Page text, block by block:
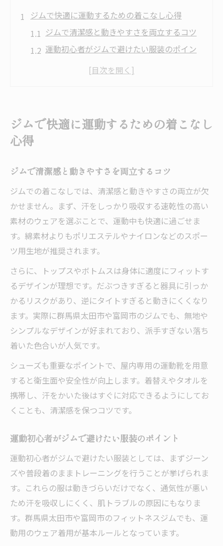
ジムで快適に運動するための着こなし心得
ジムで清潔感と動きやすさを両立するコツ
運動初心者がジムで避けたい服装のポイン
ジム通いが続く着こなし工夫と快適性の秘
動きやすいジム服で運動効率を高める実例
ジム体験で実感したおすすめの服装ポイン
ト
選んでよかったジムウェア体験談と失敗談
体験者が語る群馬県ジム服選びのリアル
初心者が安心できるジム通いの服装提案
ジム初心者でも安心できる服装の選び方
おすすめジムウェアで不安を解消する方法
初めてのジム通いに最適な着こなし術
安心して通えるジム服装マナーとポイント
ジム入門者向けの失敗しない服装提案
女性目線で考える群馬県のジム利用術
女性がジムで快適に運動する服選びの秘訣
群馬県ジムで女性に人気の着こなしポイン
ト
女性専用エリア活用とジム服装のポイント
安心感が高まる女性のためのジム服選び
服装マナーを守って楽しく通うためのポイント
ジムで守りたい服装マナーと注意点
ジムで快適に運動するための着こなし
心得
ジムで清潔感と動きやすさを両立するコツ
ジムでの着こなしでは、清潔感と動きやすさの両立が欠
かせません。まず、汗をしっかり吸収する速乾性の高い
素材のウェアを選ぶことで、運動中も快適に過ごせま
す。綿素材よりもポリエステルやナイロンなどのスポー
ツ用生地が推奨されます。
さらに、トップスやボトムスは身体に適度にフィットす
るデザインが理想です。だぶつきすぎると器具に引っか
かるリスクがあり、逆にタイトすぎると動きにくくなり
ます。実際に群馬県太田市や富岡市のジムでも、無地や
シンプルなデザインが好まれており、派手すぎない落ち
着いた色合いが人気です。
シューズも重要なポイントで、屋内専用の運動靴を用意
すると衛生面や安全性が向上します。着替えやタオルを
携帯し、汗をかいた後はすぐに対応できるようにしてお
くことも、清潔感を保つコツです。
運動初心者がジムで避けたい服装のポイント
運動初心者がジムで避けたい服装としては、まずジーン
ズや普段着のままトレーニングを行うことが挙げられま
す。これらの服は動きづらいだけでなく、通気性が悪い
ため汗を吸収しにくく、肌トラブルの原因にもなりま
す。群馬県太田市や富岡市のフィットネスジムでも、運
動用のウェア着用が基本ルールとなっています。